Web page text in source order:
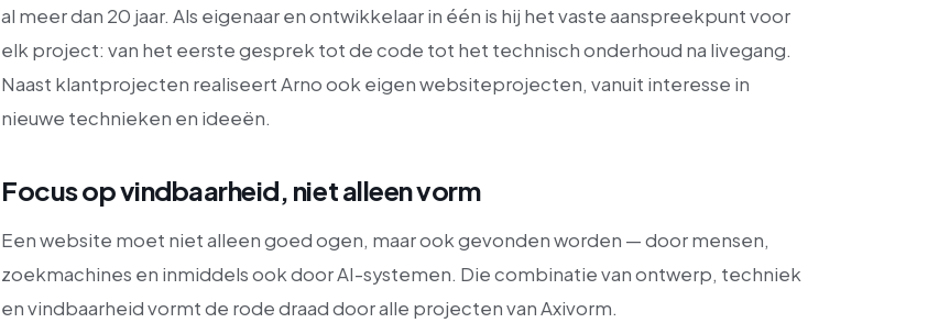
al meer dan 20 jaar. Als eigenaar en ontwikkelaar in één is hij het vaste aanspreekpunt voor
elk project: van het eerste gesprek tot de code tot het technisch onderhoud na livegang.
Naast klantprojecten realiseert Arno ook eigen websiteprojecten, vanuit interesse in
nieuwe technieken en ideeën.
Focus op vindbaarheid, niet alleen vorm
Een website moet niet alleen goed ogen, maar ook gevonden worden — door mensen,
zoekmachines en inmiddels ook door AI-systemen. Die combinatie van ontwerp, techniek
en vindbaarheid vormt de rode draad door alle projecten van Axivorm.